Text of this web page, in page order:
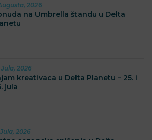
2026
na Umbrella štandu u Delta
2026
kreativaca u Delta Planetu – 25. i
jula
2026